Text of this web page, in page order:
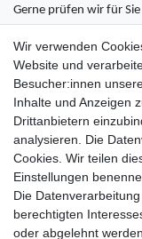
Gerne prüfen wir für
ob der Artikel bei Ihrem
z.B. für:
Fiat 500 Bj. 2020 -
Fiat 500 C Bj. 2020 -
Fiat Panda 312 / 319
Wir verwenden
Website und
Besucher:innen
Inhalte und Anzeigen
Drittanbietern
analysieren. Die
Cookies. Wir teilen
Einstellungen
Die
berechtigten
oder abgelehnt